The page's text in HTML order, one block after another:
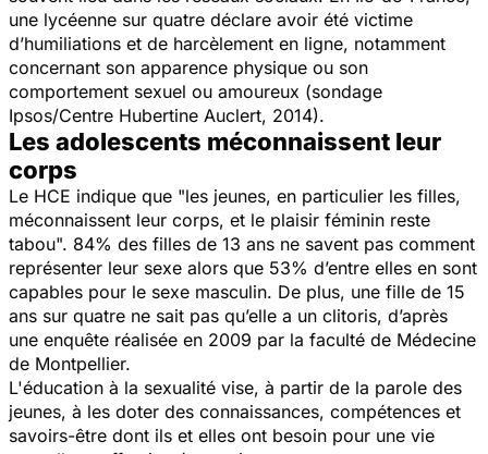
une lycéenne sur quatre déclare avoir été victime
d’humiliations et de harcèlement en ligne, notamment
concernant son apparence physique ou son
comportement sexuel ou amoureux (sondage
Ipsos/Centre Hubertine Auclert, 2014).
Les adolescents méconnaissent leur
corps
Le HCE indique que "les jeunes, en particulier les filles,
méconnaissent leur corps, et le plaisir féminin reste
tabou". 84% des filles de 13 ans ne savent pas comment
représenter leur sexe alors que 53% d’entre elles en sont
capables pour le sexe masculin. De plus, une fille de 15
ans sur quatre ne sait pas qu’elle a un clitoris, d’après
une enquête réalisée en 2009 par la faculté de Médecine
de Montpellier.
L'éducation à la sexualité vise, à partir de la parole des
jeunes, à les doter des connaissances, compétences et
savoirs-être dont ils et elles ont besoin pour une vie